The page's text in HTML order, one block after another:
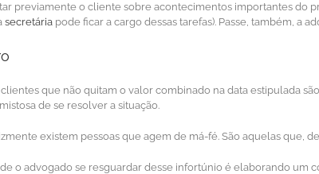
previamente o cliente sobre acontecimentos importantes do
secretária pode ficar a cargo dessas tarefas). Passe, também, a
que não quitam o valor combinado na data estipulada
de se resolver a situação.
existem pessoas que agem de má-fé. São aquelas que,
o advogado se resguardar desse infortúnio é elaborando um